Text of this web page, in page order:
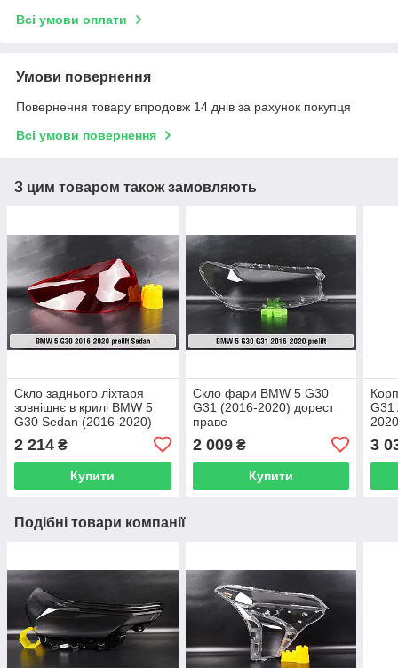
Всі умови оплати
Умови повернення
Повернення товару впродовж 14 днів за рахунок покупця
Всі умови повернення
З цим товаром також замовляють
Скло заднього ліхтаря
зовнішнє в крилі BMW 5
G30 Sedan (2016-2020)
2 214 ₴
Купити
Скло фари BMW 5 G30
G31 (2016-2020) дорест
праве
2 009₴
Купити
G31
3
Подібні товари компанії